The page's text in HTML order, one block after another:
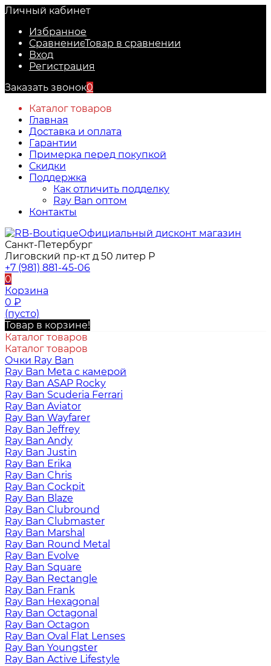
Личный кабинет
Избранное
СравнениеТовар в сравнении
Вход
Регистрация
Заказать звонок0
Каталог товаров
Главная
Доставка и оплата
Гарантии
Примерка перед покупкой
Скидки
Поддержка
Как отличить подделку
Ray Ban оптом
Контакты
Официальный дисконт магазин
Санкт-Петербург
Лиговский пр-кт д 50 литер Р
+7 (981) 881-45-06
0
Корзина
0 ₽
(пусто)
Товар в корзине!
Каталог товаров
Каталог товаров
Очки Ray Ban
Ray Ban Meta с камерой
Ray Ban ASAP Rocky
Ray Ban Scuderia Ferrari
Ray Ban Aviator
Ray Ban Wayfarer
Ray Ban Jeffrey
Ray Ban Andy
Ray Ban Justin
Ray Ban Erika
Ray Ban Chris
Ray Ban Cockpit
Ray Ban Blaze
Ray Ban Clubround
Ray Ban Clubmaster
Ray Ban Marshal
Ray Ban Round Metal
Ray Ban Evolve
Ray Ban Square
Ray Ban Rectangle
Ray Ban Frank
Ray Ban Hexagonal
Ray Ban Octagonal
Ray Ban Octagon
Ray Ban Oval Flat Lenses
Ray Ban Youngster
Ray Ban Active Lifestyle